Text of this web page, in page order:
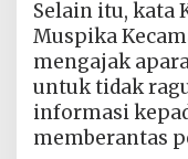
Selain itu, kata
Muspika
mengajak
untuk tidak
informasi
memberantas